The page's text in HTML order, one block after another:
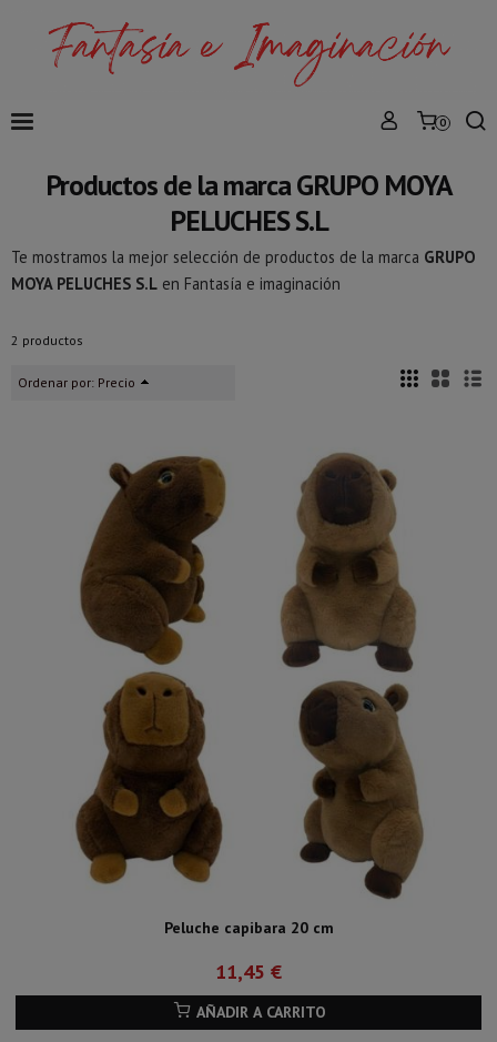
0
Productos de la marca GRUPO MOYA
PELUCHES S.L
Te mostramos la mejor selección de productos de la marca GRUPO
MOYA PELUCHES S.L en Fantasía e imaginación
2 productos
Ordenar por: Precio
Peluche capibara 20 cm
11,45 €
AÑADIR A CARRITO